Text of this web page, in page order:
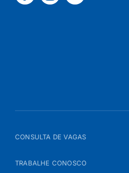
CONSULTA DE VAGAS
TRABALHE CONOSCO